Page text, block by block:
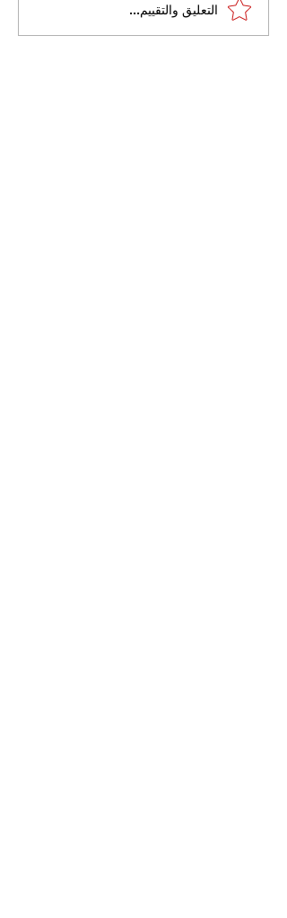
يوماً: تأجيل محاكمة إبراهيم
التعليق والتقييم...